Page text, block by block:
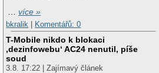
…více »
bkralik
Komentářů: 0
T-Mobile nikdo k blokaci
‚dezinfowebu‘ AC24 nenutil, píše
soud
3.8. 17:22 | Zajímavý článek